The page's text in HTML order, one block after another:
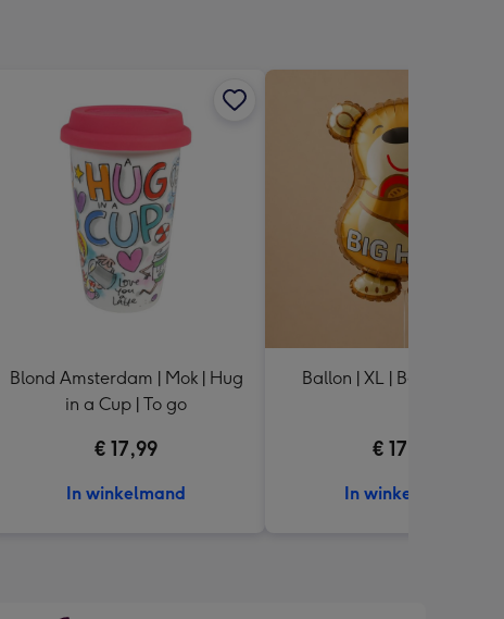
Blond Amsterdam | Mok | Hug
in a Cup | To go
€ 17,99
In winkelmand
Ballon | XL | Beer | Big
€ 17,99
In winkelmand